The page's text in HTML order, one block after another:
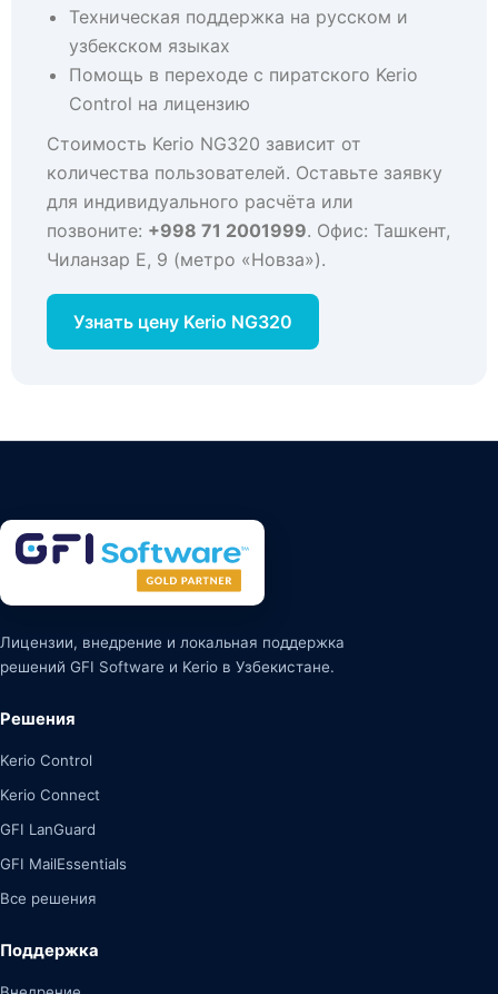
Техническая поддержка на русском и
узбекском языках
Помощь в переходе с пиратского Kerio
Control на лицензию
Стоимость Kerio NG320 зависит от
количества пользователей. Оставьте заявку
для индивидуального расчёта или
позвоните: +998 71 2001999. Офис: Ташкент,
Чиланзар Е, 9 (метро «Новза»).
Узнать цену Kerio NG320
Лицензии, внедрение и локальная поддержка
решений GFI Software и Kerio в Узбекистане.
Решения
Kerio Control
Kerio Connect
GFI LanGuard
GFI MailEssentials
Все решения
Поддержка